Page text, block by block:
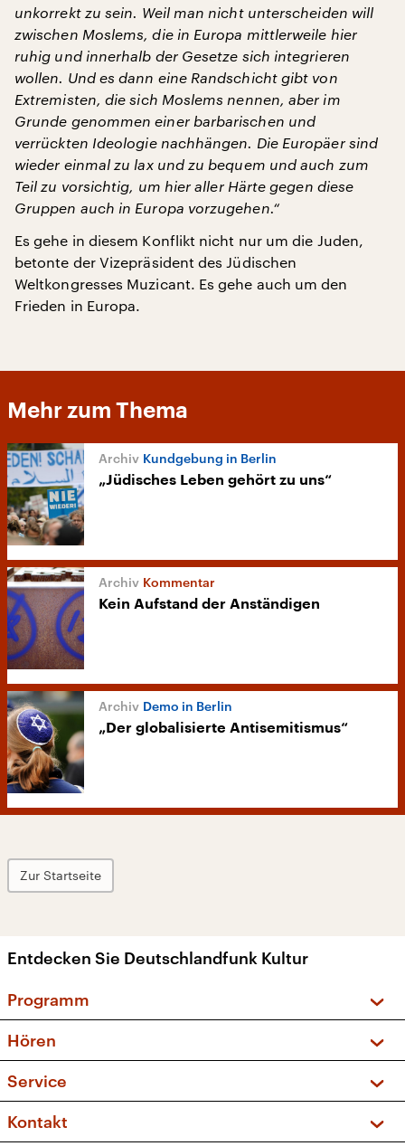
unkorrekt zu sein. Weil man nicht unterscheiden will
zwischen Moslems, die in Europa mittlerweile hier
ruhig und innerhalb der Gesetze sich integrieren
wollen. Und es dann eine Randschicht gibt von
Extremisten, die sich Moslems nennen, aber im
Grunde genommen einer barbarischen und
verrückten Ideologie nachhängen. Die Europäer sind
wieder einmal zu lax und zu bequem und auch zum
Teil zu vorsichtig, um hier aller Härte gegen diese
Gruppen auch in Europa vorzugehen.“
Es gehe in diesem Konflikt nicht nur um die Juden,
betonte der Vizepräsident des Jüdischen
Weltkongresses Muzicant. Es gehe auch um den
Frieden in Europa.
Mehr zum Thema
Kundgebung in Berlin
„Jüdisches Leben gehört zu uns“
Kommentar
Kein Aufstand der Anständigen
Demo in Berlin
„Der globalisierte Antisemitismus“
Zur Startseite
Entdecken Sie Deutschlandfunk Kultur
Programm
Sendungen und Podcasts
Musikliste
Kakadu – Das Kinderprogramm
Hören
Frequenzen (UKW + DAB+)
Service
FAQ
Kontakt